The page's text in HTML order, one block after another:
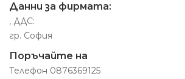
Данни за фирмата:
, ДДС:
гр. София
Поръчайте на
Телефон 0876369125